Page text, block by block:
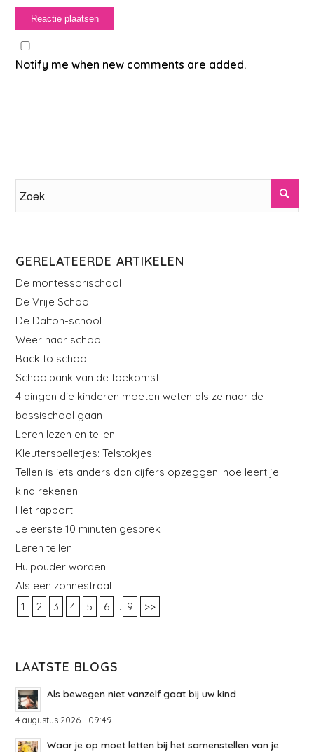
Notify me when new comments are added.
GERELATEERDE ARTIKELEN
De montessorischool
De Vrije School
De Dalton-school
Weer naar school
Back to school
Schoolbank van de toekomst
4 dingen die kinderen moeten weten als ze naar de
bassischool gaan
Leren lezen en tellen
Kleuterspelletjes: Telstokjes
Tellen is iets anders dan cijfers opzeggen: hoe leert je
kind rekenen
Het rapport
Je eerste 10 minuten gesprek
Leren tellen
Hulpouder worden
Als een zonnestraal
1
2 3 4 5 6 ... 9 >>
LAATSTE BLOGS
Als bewegen niet vanzelf gaat bij uw kind
4 augustus 2026 - 09:49
Waar je op moet letten bij het samenstellen van je